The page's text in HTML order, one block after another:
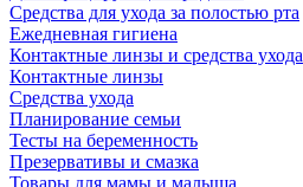
Средства для ухода за полостью рта
Ежедневная гигиена
Контактные линзы и средства ухода
Контактные линзы
Средства ухода
Планирование семьи
Тесты на беременность
Презервативы и смазка
Товары для мамы и малыша